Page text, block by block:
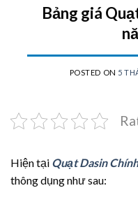
Bảng giá
POSTED ON 5
Hiện tại Quạt Dasin
thông dụng như sau: